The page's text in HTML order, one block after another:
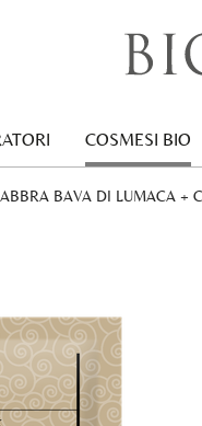
COSMESI BIO
BAVA DI LUMACA +